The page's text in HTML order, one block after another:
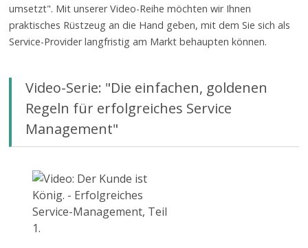
umsetzt". Mit unserer Video-Reihe möchten wir Ihnen
praktisches Rüstzeug an die Hand geben, mit dem Sie sich als
Service-Provider langfristig am Markt behaupten können.
Video-Serie: "Die einfachen, goldenen
Regeln für erfolgreiches Service
Management"